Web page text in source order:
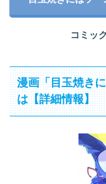
コミッ
漫画「目玉焼き
は【詳細情報】